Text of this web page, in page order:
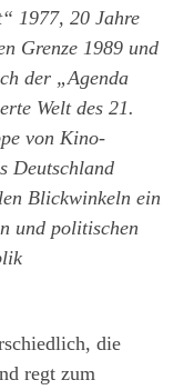
1977, 20 Jahre
Grenze 1989 und
der „Agenda
Welt des 21.
von Kino-
Deutschland
Blickwinkeln ein
und politischen
die
regt zum